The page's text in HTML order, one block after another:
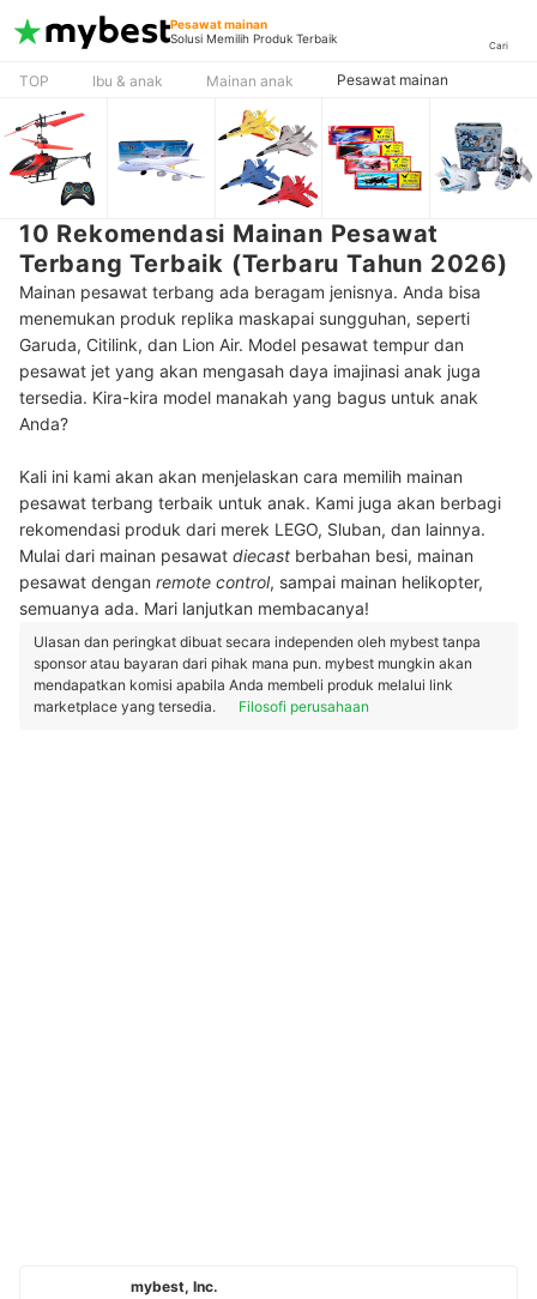
Pesawat mainan
Solusi Memilih Produk Terbaik
Cari
TOP Ibu & anak Mainan anak Pesawat mainan
10 Rekomendasi Mainan Pesawat
Terbang Terbaik (Terbaru Tahun 2026)
Mainan pesawat terbang ada beragam jenisnya. Anda bisa
menemukan produk replika maskapai sungguhan, seperti
Garuda, Citilink, dan Lion Air. Model pesawat tempur dan
pesawat jet yang akan mengasah daya imajinasi anak juga
tersedia. Kira-kira model manakah yang bagus untuk anak
Anda?
Kali ini kami akan akan menjelaskan cara memilih mainan
pesawat terbang terbaik untuk anak. Kami juga akan berbagi
rekomendasi produk dari merek LEGO, Sluban, dan lainnya.
Mulai dari mainan pesawat diecast berbahan besi, mainan
pesawat dengan remote control, sampai mainan helikopter,
semuanya ada. Mari lanjutkan membacanya!
Ulasan dan peringkat dibuat secara independen oleh mybest tanpa
sponsor atau bayaran dari pihak mana pun. mybest mungkin akan
mendapatkan komisi apabila Anda membeli produk melalui link
marketplace yang tersedia.
Filosofi perusahaan
mybest, Inc.